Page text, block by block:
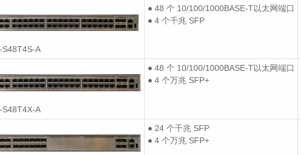
S48T4S-A
● 48 个 10/100/1000BASE-T以太网端口
● 4 个千兆 SFP
S48T4X-A
● 48 个 10/100/1000BASE-T以太网端口
● 4 个万兆 SFP+
● 24 个千兆 SFP
● 4 个万兆 SFP+
景化设计（医疗）——
华为无线解决方案
2021/04/07
华为无线AC华为无线AP华为无
（体育场展馆）——华
为无线解决方案
2021/04/07 3039
其
WLAN体育场华为无线AC华为无
2021/04/09 2427
产
品促销
服务器 浪潮服务器 英特尔
和全新一代
FusionServer V7服务器